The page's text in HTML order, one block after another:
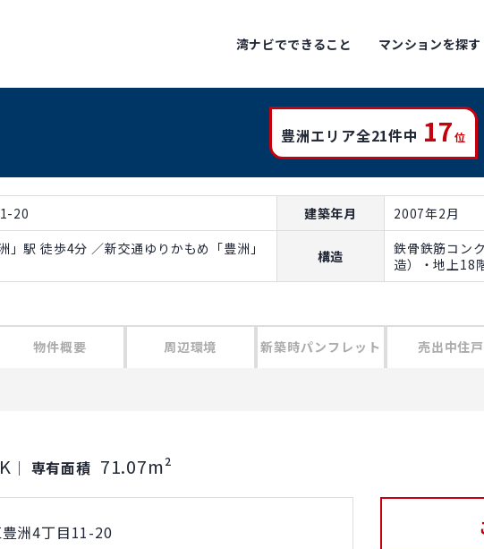
湾ナビでできること マンションを探す
豊洲エリア全21件中 17位
20 建築年月 2007年2月
」駅 徒歩4分 ／新交通ゆりかもめ「豊洲」
構造
鉄骨鉄筋コン
造）・地上18
物件概要 周辺環境 新築時パンフレット 売出中住戸
｜ 専有面積 71.07m²
洲4丁目11-20